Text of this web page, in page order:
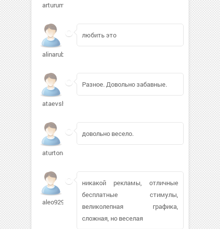
arturumnov840
alinarubik963
любить это
ataevsher
Разное. Довольно забавные.
aturton831
довольно весело.
aleo92988
никакой рекламы, отличные
бесплатные стимулы,
великолепная графика,
сложная, но веселая